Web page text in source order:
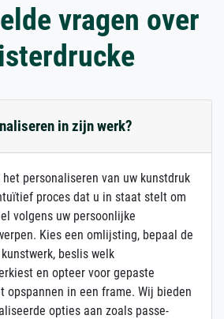
vragen over
in zijn werk?
personaliseren van uw kunstdruk
proces dat u in staat stelt om
volgens uw persoonlijke
Kies een omlijsting, bepaal de
beslis welk
en opteer voor gepaste
opspannen in een frame. Wij bieden
opties aan zoals passe-